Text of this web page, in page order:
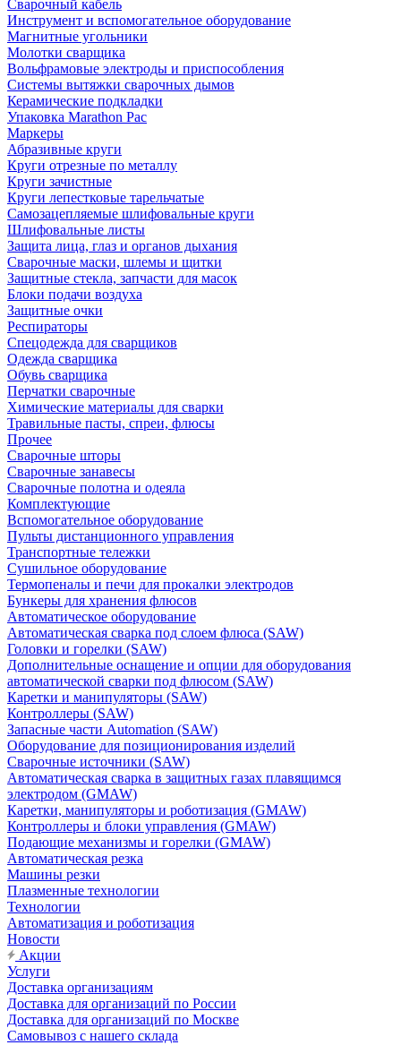
Сварочный кабель
Инструмент и вспомогательное оборудование
Магнитные угольники
Молотки сварщика
Вольфрамовые электроды и приспособления
Системы вытяжки сварочных дымов
Керамические подкладки
Упаковка Marathon Pac
Маркеры
Абразивные круги
Круги отрезные по металлу
Круги зачистные
Круги лепестковые тарельчатые
Самозацепляемые шлифовальные круги
Шлифовальные листы
Защита лица, глаз и органов дыхания
Сварочные маски, шлемы и щитки
Защитные стекла, запчасти для масок
Блоки подачи воздуха
Защитные очки
Респираторы
Спецодежда для сварщиков
Одежда сварщика
Обувь сварщика
Перчатки сварочные
Химические материалы для сварки
Травильные пасты, спреи, флюсы
Прочее
Сварочные шторы
Сварочные занавесы
Сварочные полотна и одеяла
Комплектующие
Вспомогательное оборудование
Пульты дистанционного управления
Транспортные тележки
Сушильное оборудование
Термопеналы и печи для прокалки электродов
Бункеры для хранения флюсов
Автоматическое оборудование
Автоматическая сварка под слоем флюса (SAW)
Головки и горелки (SAW)
Дополнительные оснащение и опции для оборудования
автоматической сварки под флюсом (SAW)
Каретки и манипуляторы (SAW)
Контроллеры (SAW)
Запасные части Automation (SAW)
Оборудование для позиционирования изделий
Сварочные источники (SAW)
Автоматическая сварка в защитных газах плавящимся
электродом (GMAW)
Каретки, манипуляторы и роботизация (GMAW)
Контроллеры и блоки управления (GMAW)
Подающие механизмы и горелки (GMAW)
Автоматическая резка
Машины резки
Плазменные технологии
Технологии
Автоматизация и роботизация
Новости
Акции
Услуги
Доставка организациям
Доставка для организаций по России
Доставка для организаций по Москве
Самовывоз с нашего склада